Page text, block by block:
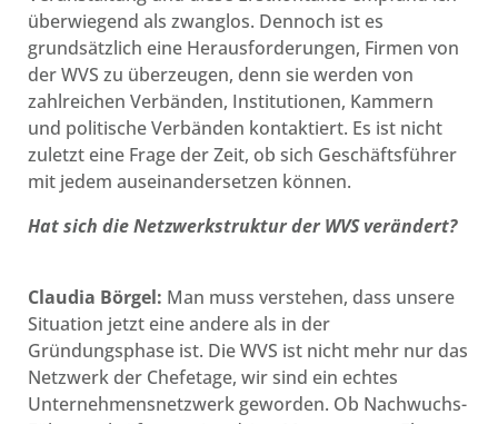
überwiegend als zwanglos. Dennoch ist es
grundsätzlich eine Herausforderungen, Firmen von
der WVS zu überzeugen, denn sie werden von
zahlreichen Verbänden, Institutionen, Kammern
und politische Verbänden kontaktiert. Es ist nicht
zuletzt eine Frage der Zeit, ob sich Geschäftsführer
mit jedem auseinandersetzen können.
Hat sich die Netzwerkstruktur der WVS verändert?
Claudia Börgel: Man muss verstehen, dass unsere
Situation jetzt eine andere als in der
Gründungsphase ist. Die WVS ist nicht mehr nur das
Netzwerk der Chefetage, wir sind ein echtes
Unternehmensnetzwerk geworden. Ob Nachwuchs-